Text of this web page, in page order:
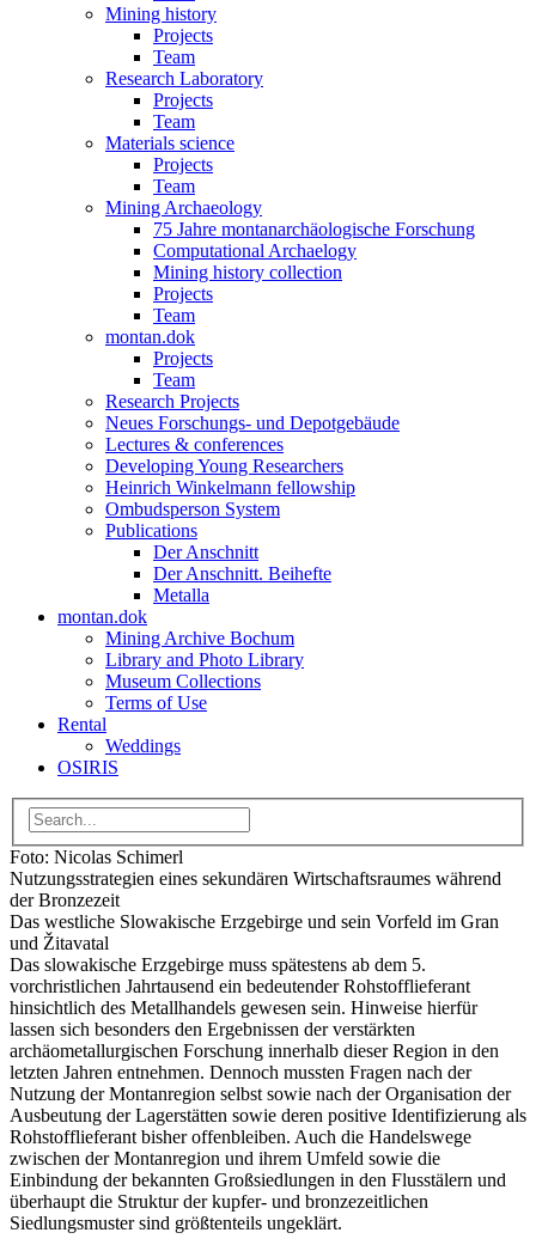
Mining history
Projects
Team
Research Laboratory
Projects
Team
Materials science
Projects
Team
Mining Archaeology
75 Jahre montanarchäologische Forschung
Computational Archaelogy
Mining history collection
Projects
Team
montan.dok
Projects
Team
Research Projects
Neues Forschungs- und Depotgebäude
Lectures & conferences
Developing Young Researchers
Heinrich Winkelmann fellowship
Ombudsperson System
Publications
Der Anschnitt
Der Anschnitt. Beihefte
Metalla
montan.dok
Mining Archive Bochum
Library and Photo Library
Museum Collections
Terms of Use
Rental
Weddings
OSIRIS
Foto: Nicolas Schimerl
Nutzungsstrategien eines sekundären Wirtschaftsraumes während
der Bronzezeit
Das westliche Slowakische Erzgebirge und sein Vorfeld im Gran
und Žitavatal
Das slowakische Erzgebirge muss spätestens ab dem 5.
vorchristlichen Jahrtausend ein bedeutender Rohstofflieferant
hinsichtlich des Metallhandels gewesen sein. Hinweise hierfür
lassen sich besonders den Ergebnissen der verstärkten
archäometallurgischen Forschung innerhalb dieser Region in den
letzten Jahren entnehmen. Dennoch mussten Fragen nach der
Nutzung der Montanregion selbst sowie nach der Organisation der
Ausbeutung der Lagerstätten sowie deren positive Identifizierung als
Rohstofflieferant bisher offenbleiben. Auch die Handelswege
zwischen der Montanregion und ihrem Umfeld sowie die
Einbindung der bekannten Großsiedlungen in den Flusstälern und
überhaupt die Struktur der kupfer- und bronzezeitlichen
Siedlungsmuster sind größtenteils ungeklärt.